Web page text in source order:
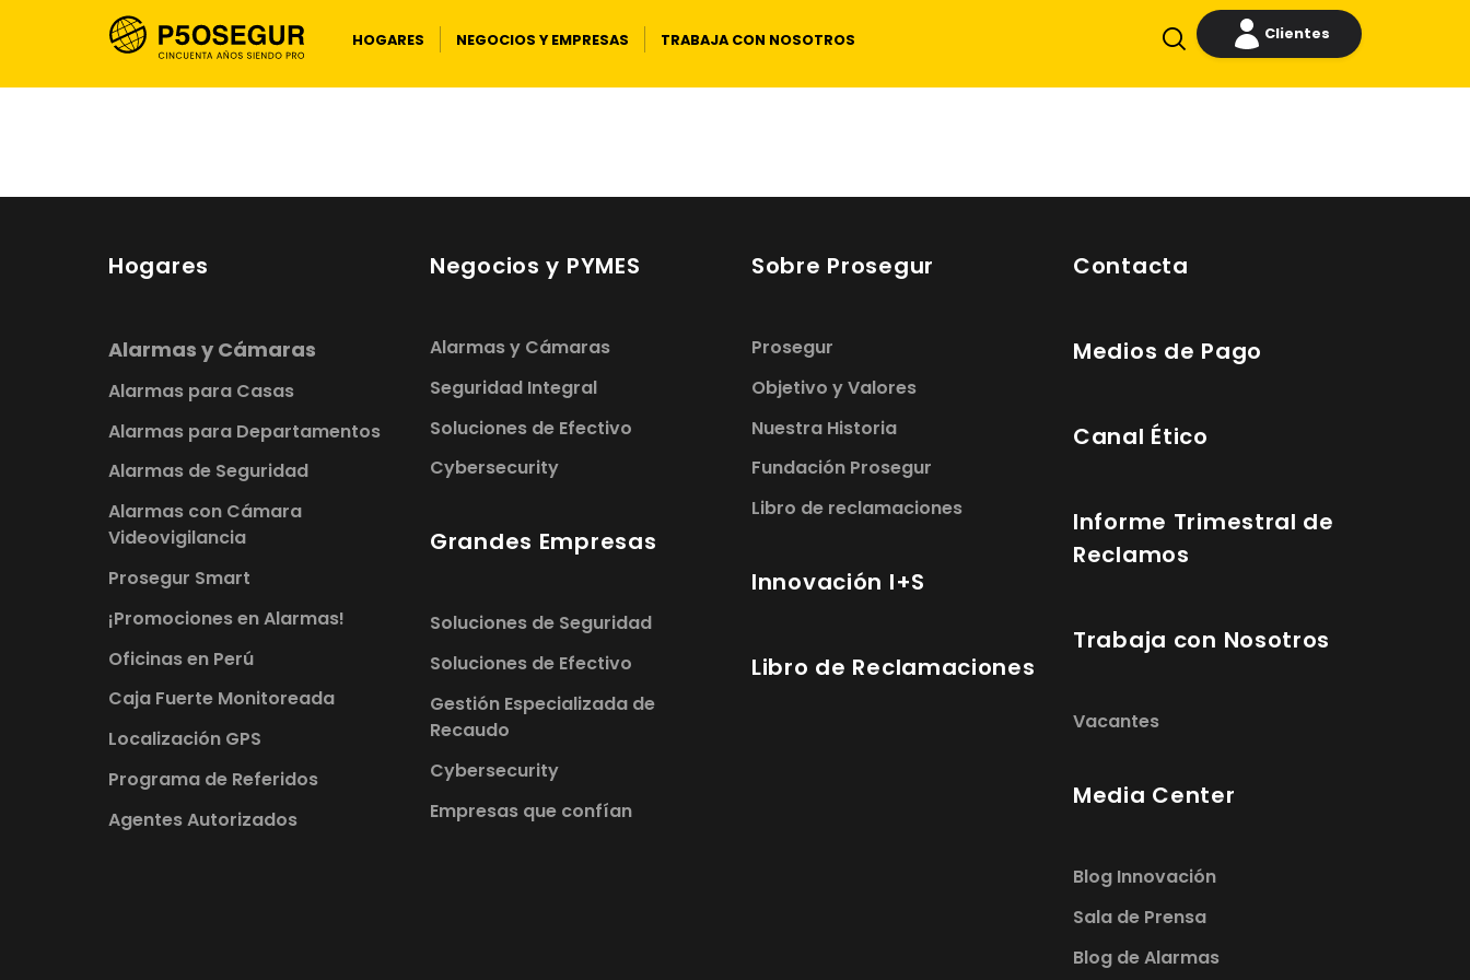
HOGARES NEGOCIOS Y EMPRESAS TRABAJA CON NOSOTROS Clientes
Hogares
Alarmas y Cámaras
Alarmas para Casas
Alarmas para Departamentos
Alarmas de Seguridad
Alarmas con Cámara
Videovigilancia
Prosegur Smart
¡Promociones en Alarmas!
Oficinas en Perú
Caja Fuerte Monitoreada
Localización GPS
Programa de Referidos
Agentes Autorizados
Negocios y PYMES
Alarmas y Cámaras
Seguridad Integral
Soluciones de Efectivo
Cybersecurity​​​​​​​
Grandes Empresas
Soluciones de Seguridad
Soluciones de Efectivo
Gestión Especializada de
Recaudo
Cybersecurity
Empresas que confían
Sobre Prosegur
Prosegur
Objetivo y Valores
Nuestra Historia
Fundación Prosegur
Libro de reclamaciones
Innovación I+S
Libro de Reclamaciones
Contacta
Medios de Pago
Canal Ético
Informe Trimestral de
Reclamos
Trabaja con Nosotros
Vacantes
Media Center
Blog Innovación
Sala de Prensa
Blog de Alarmas